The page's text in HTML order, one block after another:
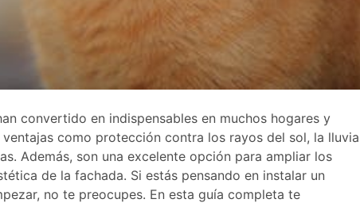
convertido en indispensables en muchos hogares y
como protección contra los rayos del sol, la lluvia
Además, son una excelente opción para ampliar los
de la fachada. Si estás pensando en instalar un
no te preocupes. En esta guía completa te